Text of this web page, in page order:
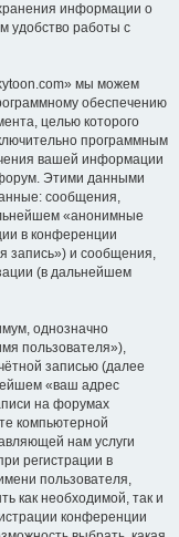
информации о
удобство работы с
мы можем
обеспечению
целью которого
программным
вашей информации
Этими данными
сообщения,
«анонимные
в конференции
запись») и сообщения,
(в дальнейшем
однозначно
пользователя»),
записью (далее
«ваш адрес
на форумах
компьютерной
нам услуги
регистрации в
пользователя,
как необходимой, так и
конференции